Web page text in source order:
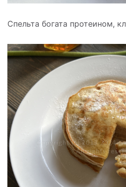
Спельта богата протеином,